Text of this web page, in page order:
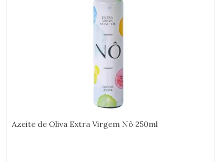
Azeite de Oliva Extra Virgem Nô 250ml